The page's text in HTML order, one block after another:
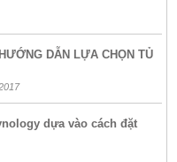
DẪN LỰA CHỌN TỦ
dựa vào cách đặt